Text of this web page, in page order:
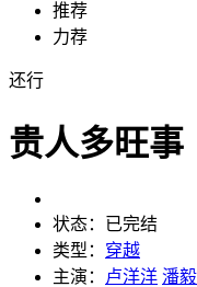
推荐
力荐
还行
贵人多旺事
状态： 已完结
类型： 穿越
主演：
卢洋洋 潘